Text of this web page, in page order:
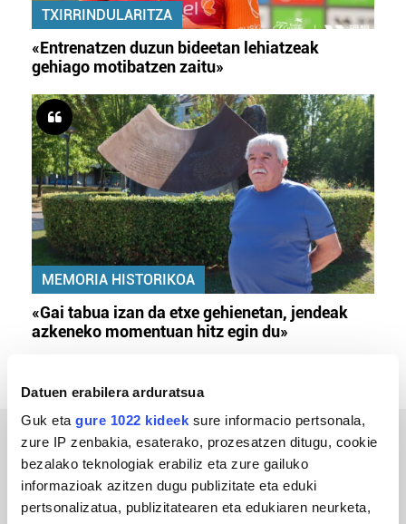
Datuen erabilera arduratsua
Guk eta gure 1022 kideek sure informacio pertsonala,
zure IP zenbakia, esaterako, prozesatzen ditugu, cookie
bezalako teknologiak erabiliz eta zure gailuko
informazioak azitzen dugu publizitate eta eduki
pertsonalizatua, publizitatearen eta edukiaren neurketa,
TXIRRINDULARITZA
«Entrenatzen duzun bideetan lehiatzeak
gehiago motibatzen zaitu»
MEMORIA HISTORIKOA
«Gai tabua izan da etxe gehienetan, jendeak
azkeneko momentuan hitz egin du»
ERREPORTAJEAK